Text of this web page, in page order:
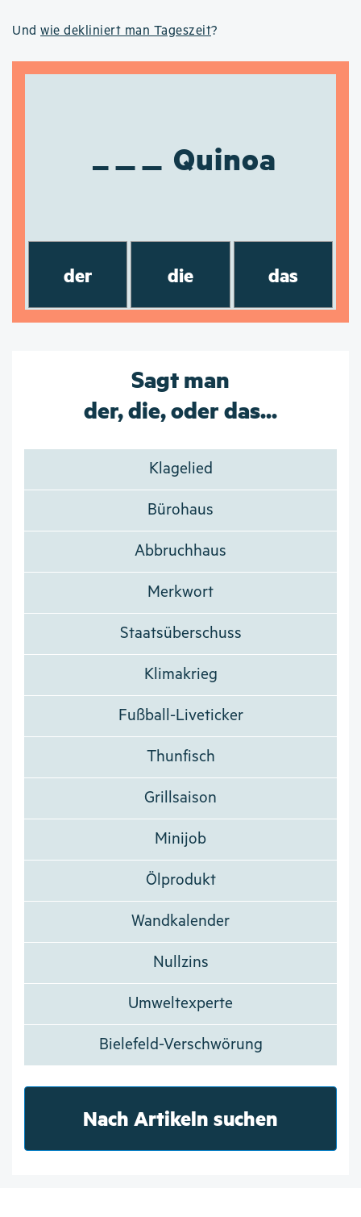
Und wie dekliniert man Tageszeit?
Quinoa
der die das
Sagt man
der, die, oder das...
Klagelied
Bürohaus
Abbruchhaus
Merkwort
Staatsüberschuss
Klimakrieg
Fußball-Liveticker
Thunfisch
Grillsaison
Minijob
Ölprodukt
Wandkalender
Nullzins
Umweltexperte
Bielefeld-Verschwörung
Nach Artikeln suchen